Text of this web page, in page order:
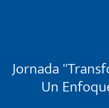
Jornada
Un